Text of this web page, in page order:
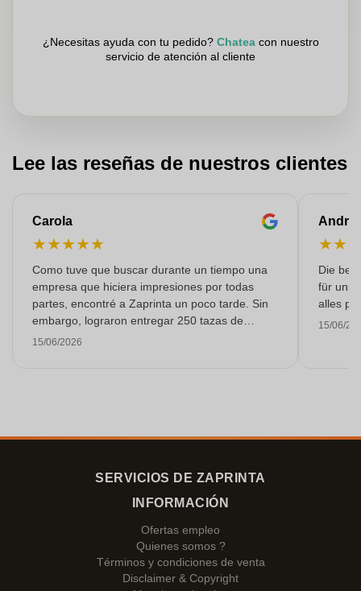
¿Necesitas ayuda con tu pedido? Chateacon nuestro
servicio de atención al cliente
Lee las reseñas de nuestros clientes
Carola
★★★★★
Como tuve que buscar durante un tiempo una
empresa que hiciera impresiones por todas
partes, encontré a Zaprinta un poco tarde. Sin
embargo, lograron entregar 250 tazas de
esmalte con una impresión excelente a tiempo.
15/06/2026
★★
Die
für
alles
15/06/
SERVICIOS DE ZAPRINTA
INFORMACIÓN
Ofertas empleo
Quienes somos ?
Términos y condiciones de venta
Disclaimer & Copyright